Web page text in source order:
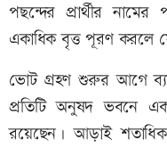
পছন্দের প্রার্থীর
একাধিক বৃত্ত পূরণ করলে
ভোট গ্রহণ শুরুর আগে
প্রতিটি অনুষদ ভবনে
রয়েছেন। আড়াই শতাধিক